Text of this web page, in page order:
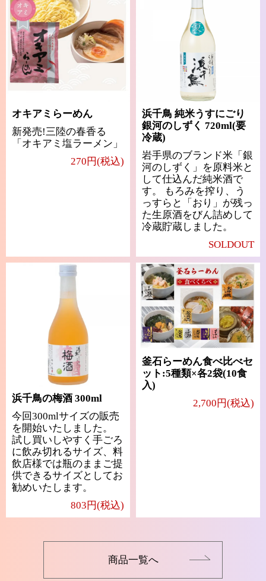
オキアミらーめん
新発売!三陸の春香る
「オキアミ塩ラーメン」
270円(税込)
浜千鳥 純米うすにごり
銀河のしずく 720ml(要
冷蔵)
岩手県のブランド米「銀
河のしずく」を原料米と
して仕込んだ純米酒で
す。 もろみを搾り、う
っすらと「おり」が残っ
た生原酒をびん詰めして
冷蔵貯蔵しました。
SOLDOUT
浜千鳥の梅酒 300ml
今回300mlサイズの販売
を開始いたしました。
試し買いしやすく手ごろ
に飲み切れるサイズ、料
飲店様では瓶のままご提
供できるサイズとしてお
勧めいたします。
803円(税込)
釜石らーめん食べ比べセ
ット:5種類×各2袋(10食
入)
2,700円(税込)
商品一覧へ